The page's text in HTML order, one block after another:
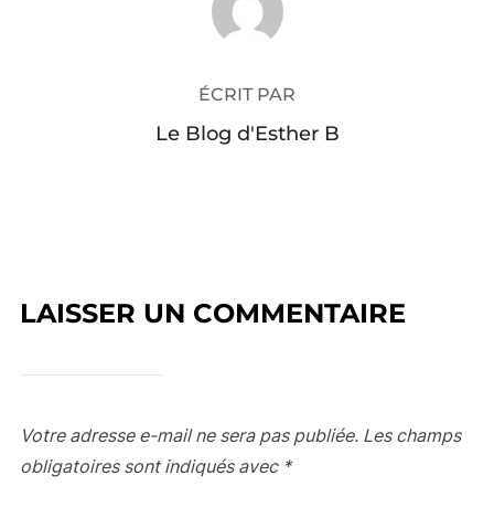
ÉCRIT PAR
Le Blog d'Esther B
LAISSER UN COMMENTAIRE
Votre adresse e-mail ne sera pas publiée. Les champs
obligatoires sont indiqués avec *